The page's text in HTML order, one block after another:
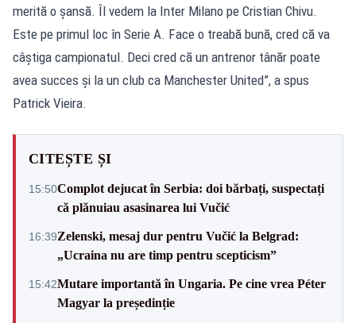
merită o șansă. Îl vedem la Inter Milano pe Cristian Chivu.
Este pe primul loc în Serie A. Face o treabă bună, cred că va
câștiga campionatul. Deci cred că un antrenor tânăr poate
avea succes și la un club ca Manchester United”, a spus
Patrick Vieira.
CITEȘTE ȘI
15:50Complot dejucat în Serbia: doi bărbați, suspectați
că plănuiau asasinarea lui Vučić
16:39Zelenski, mesaj dur pentru Vučić la Belgrad:
„Ucraina nu are timp pentru scepticism”
15:42Mutare importantă în Ungaria. Pe cine vrea Péter
Magyar la președinție